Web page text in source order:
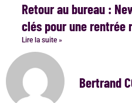
Retour au bureau :
clés pour une rentrée
Lire la suite »
Bertrand